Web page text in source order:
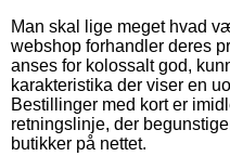
Man skal lige meget hvad
webshop forhandler deres
anses for kolossalt god,
karakteristika der viser en
Bestillinger med kort er
retningslinje, der
butikker på nettet.